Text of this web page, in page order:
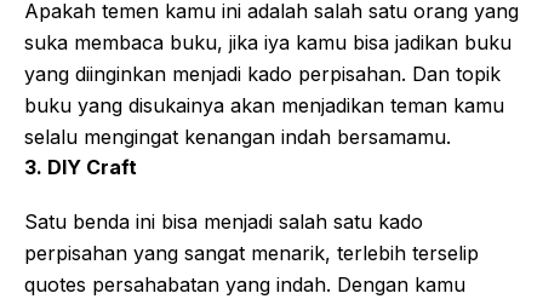
Apakah temen kamu ini adalah salah satu orang yang
suka membaca buku, jika iya kamu bisa jadikan buku
yang diinginkan menjadi kado perpisahan. Dan topik
buku yang disukainya akan menjadikan teman kamu
selalu mengingat kenangan indah bersamamu.
3. DIY Craft
Satu benda ini bisa menjadi salah satu kado
perpisahan yang sangat menarik, terlebih terselip
quotes persahabatan yang indah. Dengan kamu